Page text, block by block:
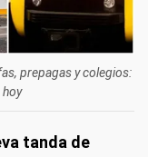
prepagas y colegios:
tanda de